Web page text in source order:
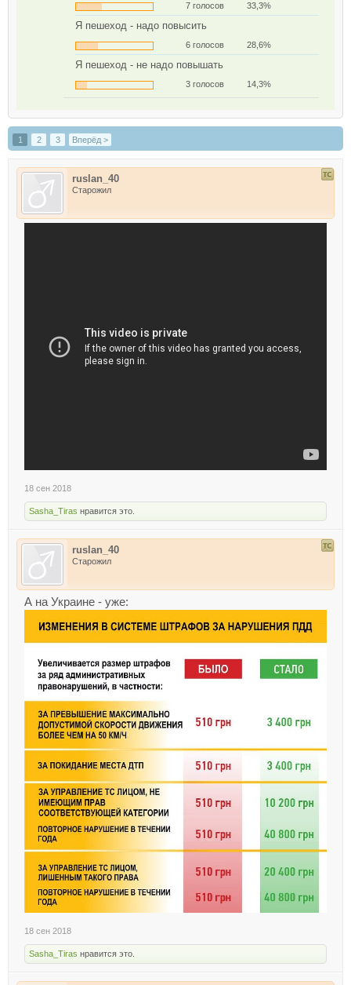
7 голосов 33,3%
Я пешеход - надо повысить
6 голосов 28,6%
Я пешеход - не надо повышать
3 голосов 14,3%
1 2 3 Вперёд >
ruslan_40
Старожил
18 сен 2018
Sasha_Tiras нравится это.
ruslan_40
Старожил
А на Украине - уже:
18 сен 2018
Sasha_Tiras нравится это.